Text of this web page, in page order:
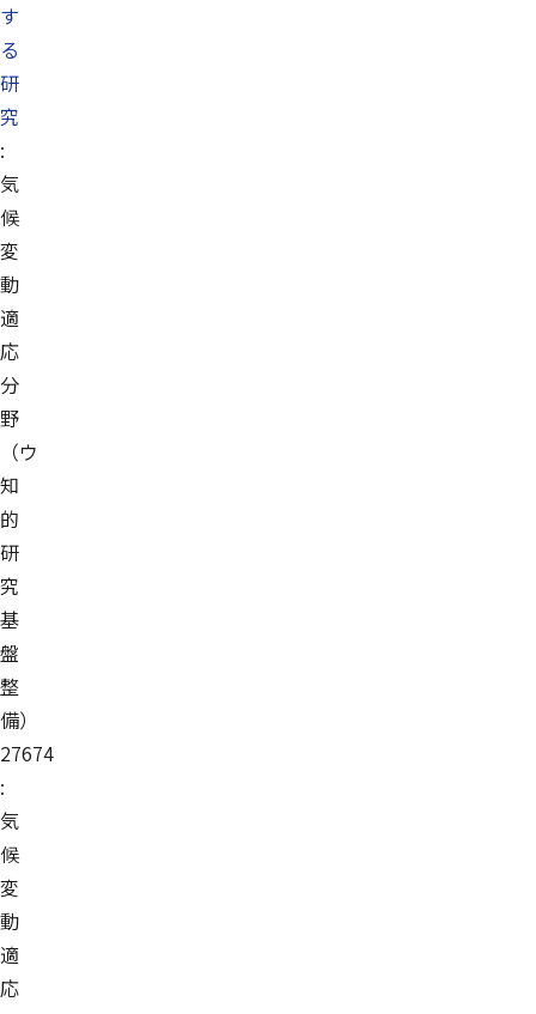
す
る
研
究
:
気
候
変
動
適
応
分
野
（ウ
知
的
研
究
基
盤
整
備）
27674
:
気
候
変
動
適
応